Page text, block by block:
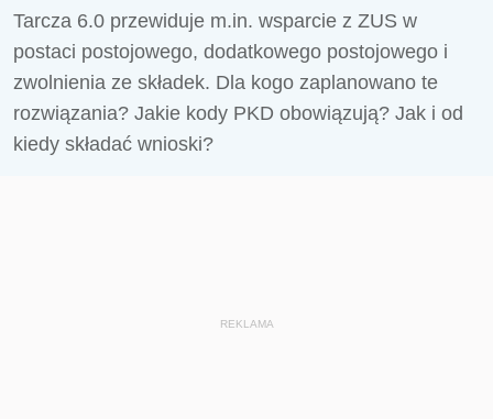
Tarcza 6.0 przewiduje m.in. wsparcie z ZUS w
postaci postojowego, dodatkowego postojowego i
zwolnienia ze składek. Dla kogo zaplanowano te
rozwiązania? Jakie kody PKD obowiązują? Jak i od
kiedy składać wnioski?
REKLAMA